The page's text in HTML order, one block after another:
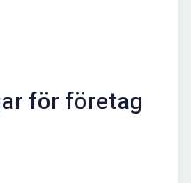
för företag